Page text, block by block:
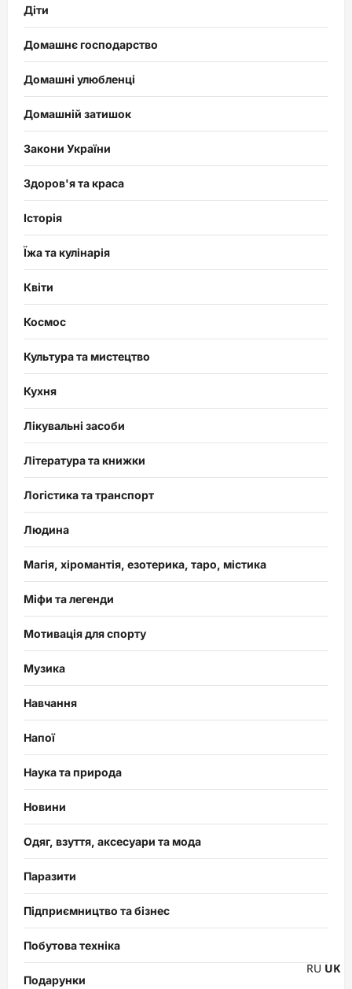
Діти
Домашнє господарство
Домашні улюбленці
Домашній затишок
Закони України
Здоров'я та краса
Історія
Їжа та кулінарія
Квіти
Космос
Культура та мистецтво
Кухня
Лікувальні засоби
Література та книжки
Логістика та транспорт
Людина
Магія, хіромантія, езотерика, таро, містика
Міфи та легенди
Мотивація для спорту
Музика
Навчання
Напої
Наука та природа
Новини
Одяг, взуття, аксесуари та мода
Паразити
Підприємництво та бізнес
Побутова техніка
Подарунки
RU UK